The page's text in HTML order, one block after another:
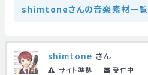
shimtoneさんの音楽素材一覧
shimtone さん
サイト準拠 受付中